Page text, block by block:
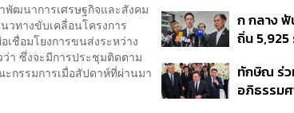
ฒนาการเศรษฐกิจและสังคม
ทางขับเคลื่อนโครงการ
ชื่อมโยงการขนส่งระหว่าง
า ซึ่งจะมีการประชุมติดตาม
กรรมการเมื่อสัปดาห์ที่ผ่านมา
350’ เส
ชายแดน
ก กลาง
ถิ่น 5,925
ราย รอ ป
เสร็จ 31
ทักษิณ ร่
อภิธรรม